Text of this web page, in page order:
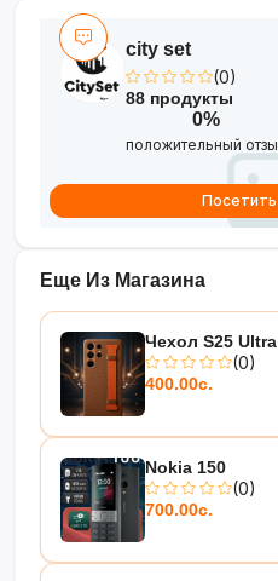
защита от скольжения
• Точная посадка
кнопкам и разъёмам
Еще Из Магазина
Чехол S25 Ultra
(0)
400.00с.
Nokia 150
(0)
700.00с.
city set
(0)
88 продукты
0%
положительный
Посетить